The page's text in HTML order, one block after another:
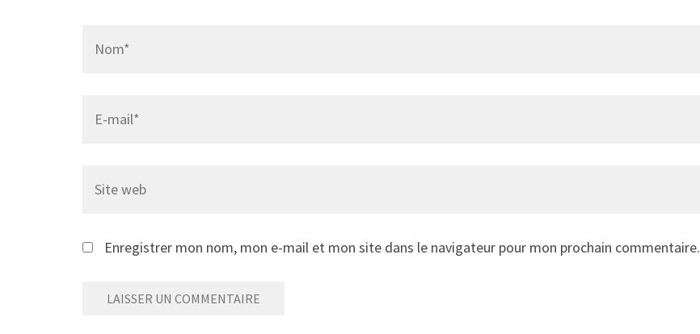
web
Enregistrer mon nom, mon e-mail et mon site dans le navigateur pour mon prochain commentaire.